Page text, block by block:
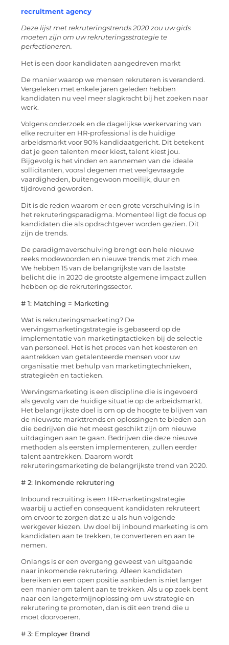
recruitment agency
Deze lijst met rekruteringstrends 2020 zou uw gids
moeten zijn om uw rekruteringsstrategie te
perfectioneren.
Het is een door kandidaten aangedreven markt
De manier waarop we mensen rekruteren is veranderd.
Vergeleken met enkele jaren geleden hebben
kandidaten nu veel meer slagkracht bij het zoeken naar
werk.
Volgens onderzoek en de dagelijkse werkervaring van
elke recruiter en HR-professional is de huidige
arbeidsmarkt voor 90% kandidaatgericht. Dit betekent
dat je geen talenten meer kiest, talent kiest jou.
Bijgevolg is het vinden en aannemen van de ideale
sollicitanten, vooral degenen met veelgevraagde
vaardigheden, buitengewoon moeilijk, duur en
tijdrovend geworden.
Dit is de reden waarom er een grote verschuiving is in
het rekruteringsparadigma. Momenteel ligt de focus op
kandidaten die als opdrachtgever worden gezien. Dit
zijn de trends.
De paradigmaverschuiving brengt een hele nieuwe
reeks modewoorden en nieuwe trends met zich mee.
We hebben 15 van de belangrijkste van de laatste
belicht die in 2020 de grootste algemene impact zullen
hebben op de rekruteringssector.
# 1: Matching = Marketing
Wat is rekruteringsmarketing? De
wervingsmarketingstrategie is gebaseerd op de
implementatie van marketingtactieken bij de selectie
van personeel. Het is het proces van het koesteren en
aantrekken van getalenteerde mensen voor uw
organisatie met behulp van marketingtechnieken,
strategieën en tactieken.
Wervingsmarketing is een discipline die is ingevoerd
als gevolg van de huidige situatie op de arbeidsmarkt.
Het belangrijkste doel is om op de hoogte te blijven van
de nieuwste markttrends en oplossingen te bieden aan
die bedrijven die het meest geschikt zijn om nieuwe
uitdagingen aan te gaan. Bedrijven die deze nieuwe
methoden als eersten implementeren, zullen eerder
talent aantrekken. Daarom wordt
rekruteringsmarketing de belangrijkste trend van 2020.
# 2: Inkomende rekrutering
Inbound recruiting is een HR-marketingstrategie
waarbij u actief en consequent kandidaten rekruteert
om ervoor te zorgen dat ze u als hun volgende
werkgever kiezen. Uw doel bij inbound marketing is om
kandidaten aan te trekken, te converteren en aan te
nemen.
Onlangs is er een overgang geweest van uitgaande
naar inkomende rekrutering. Alleen kandidaten
bereiken en een open positie aanbieden is niet langer
een manier om talent aan te trekken. Als u op zoek bent
naar een langetermijnoplossing om uw strategie en
rekrutering te promoten, dan is dit een trend die u
moet doorvoeren.
# 3: Employer Brand